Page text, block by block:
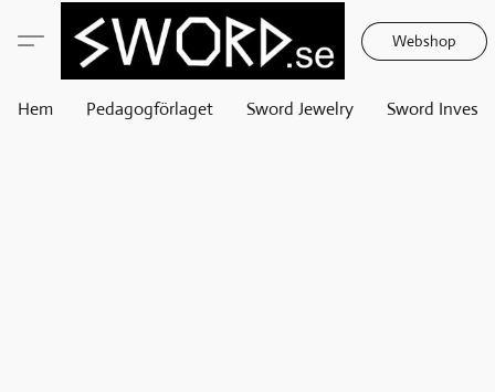
Webshop
Hem Pedagogförlaget Sword Jewelry Sword Invest